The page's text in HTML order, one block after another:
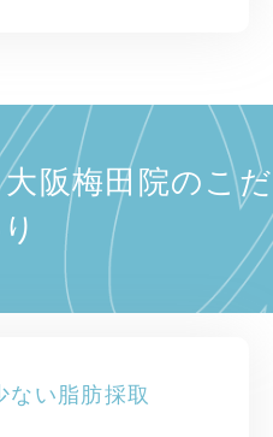
阪梅田院のこだ
ない脂肪採取